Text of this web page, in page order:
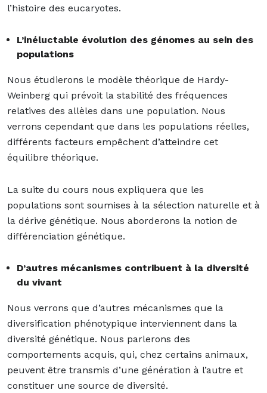
l’histoire des eucaryotes.
L’inéluctable évolution des génomes au sein des
populations
Nous étudierons le modèle théorique de Hardy-
Weinberg qui prévoit la stabilité des fréquences
relatives des allèles dans une population. Nous
verrons cependant que dans les populations réelles,
différents facteurs empêchent d’atteindre cet
équilibre théorique.
La suite du cours nous expliquera que les
populations sont soumises à la sélection naturelle et à
la dérive génétique. Nous aborderons la notion de
différenciation génétique.
D’autres mécanismes contribuent à la diversité
du vivant
Nous verrons que d’autres mécanismes que la
diversification phénotypique interviennent dans la
diversité génétique. Nous parlerons des
comportements acquis, qui, chez certains animaux,
peuvent être transmis d’une génération à l’autre et
constituer une source de diversité.